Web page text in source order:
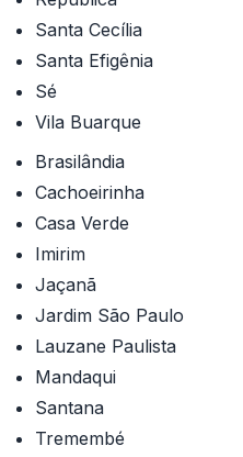
Santa Cecília
Santa Efigênia
Sé
Vila Buarque
Brasilândia
Cachoeirinha
Casa Verde
Imirim
Jaçanã
Jardim São Paulo
Lauzane Paulista
Mandaqui
Santana
Tremembé